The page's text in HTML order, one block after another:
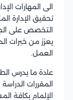
الى المهارات
تحقيق الإدارة
التخصص على
يعزز من خبرات
العمل.
عادة ما يدرس
المقررات
الإلمام بكافة